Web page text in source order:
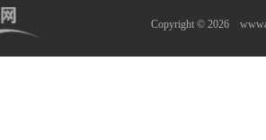
Copyright © 2026